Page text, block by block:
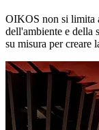
OIKOS non si limita
dell'ambiente e della
su misura per creare